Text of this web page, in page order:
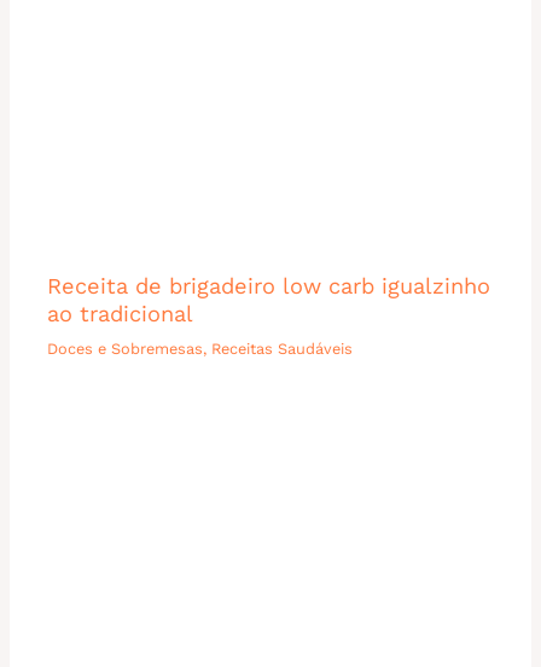
Receita de brigadeiro low carb igualzinho
ao tradicional
Doces e Sobremesas, Receitas Saudáveis